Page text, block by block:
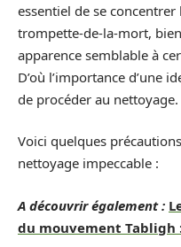
essentiel de se
trompette-de-la-mort,
apparence semblable à
D’où l’importance d’une
de procéder au nettoyage.
Voici quelques
nettoyage impeccable :
A découvrir également :
du mouvement Tabligh